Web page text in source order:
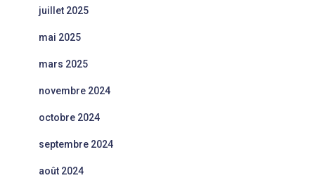
juillet 2025
mai 2025
mars 2025
novembre 2024
octobre 2024
septembre 2024
août 2024